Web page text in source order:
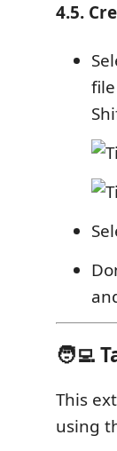
4.5.
🧑‍💻
This
using